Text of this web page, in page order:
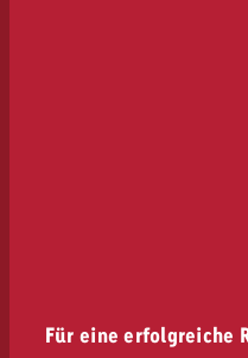
Für eine erfolgreiche